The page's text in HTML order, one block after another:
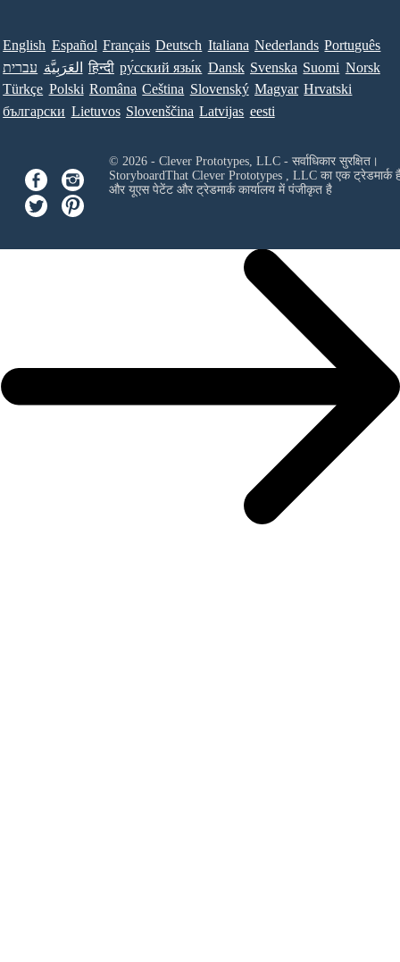
English Español Français Deutsch Italiana Nederlands Português
עברית العَرَبِيَّة हिन्दी ру́сский язы́к Dansk Svenska Suomi Norsk
Türkçe Polski Româna Ceština Slovenský Magyar Hrvatski
български Lietuvos Slovenščina Latvijas eesti
© 2026 - Clever Prototypes, LLC - सर्वाधिकार सुरक्षित।
StoryboardThat Clever Prototypes , LLCका एक ट्रेडमार्क
और यूएस पेटेंट और ट्रेडमार्क कार्यालय में पंजीकृत है